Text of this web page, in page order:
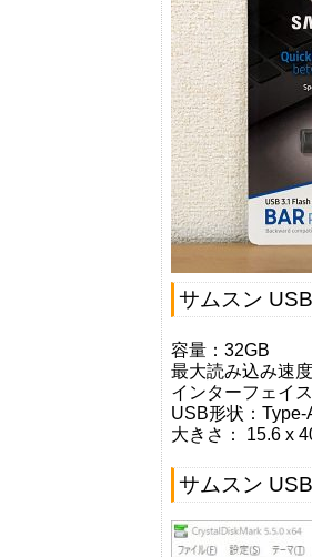
サムスン
容量：32GB
最大読み込み速
インターフェイ
USB形状：Type-
大きさ： 15.6 x
サムスン